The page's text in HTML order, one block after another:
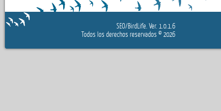
SEO/BirdLife. Ver. 1.0.1.6
Todos los derechos reservados © 2026